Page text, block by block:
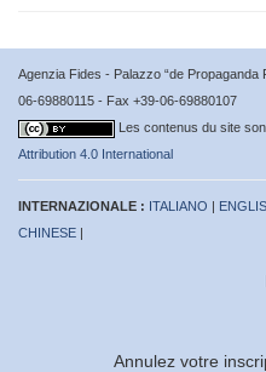
Agenzia Fides - Palazzo “de Propaganda
06-69880115 - Fax +39-06-69880107
Les contenus du site
Attribution 4.0 International
INTERNAZIONALE : ITALIANO |
CHINESE |
Annulez votre